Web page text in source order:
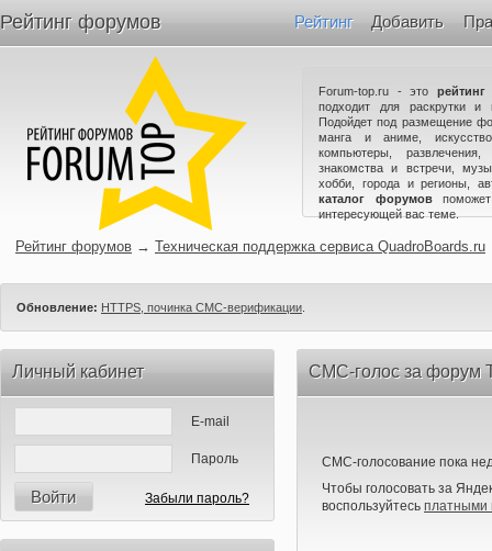
Рейтинг форумов Рейтинг Добавить
Forum-top.ru - это
подходит для раскрутки и
Подойдет под размещение
манга и аниме,
компьютеры,
знакомства и встречи,
хобби, города и регионы,
каталог форумов
интересующей вас теме.
Рейтинг форумов → Техническая поддержка сервиса QuadroBoards.ru
Обновление: HTTPS, починка СМС-верификации
Личный кабинет
E-mail
Пароль
Войти Забыли пароль?
СМС-голос за форум
СМС-голосование пока
Чтобы голосовать за
воспользуйтесь платными